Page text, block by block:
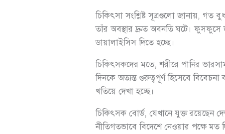
চিকিৎসা সংশ্লিষ্ট সূত্রগুলো জানায়, গত
তাঁর অবস্থার দ্রুত অবনতি ঘটে। ফুসফুসে
ডায়ালাইসিস দিতে হচ্ছে।
চিকিৎসকদের মতে, শরীরে পানির
দিনকে অত্যন্ত গুরুত্বপূর্ণ হিসেবে
খতিয়ে দেখা হচ্ছে।
চিকিৎসক বোর্ড, যেখানে যুক্ত রয়েছেন
নীতিগতভাবে বিদেশে নেওয়ার পক্ষে মত